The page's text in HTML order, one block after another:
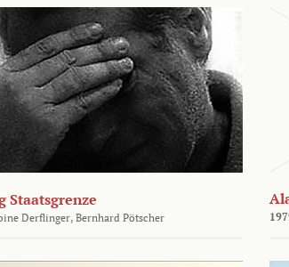
Staatsgrenze
Derflinger, Bernhard Pötscher